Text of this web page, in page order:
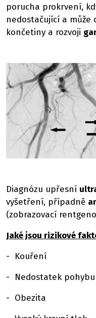
porucha prokrvení,
nedostačující a
končetiny a rozvoji
Diagnózu upřesní
vyšetření, případně
(zobrazovací
Jaké jsou rizikové
- Kouření
- Nedostatek pohybu
- Obezita